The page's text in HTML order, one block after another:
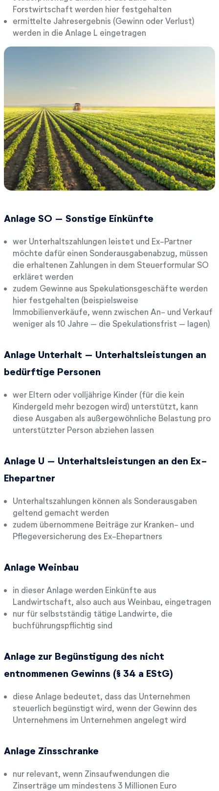
Forstwirtschaft werden hier festgehalten
ermittelte Jahresergebnis (Gewinn oder Verlust)
werden in die Anlage L eingetragen
Anlage SO – Sonstige Einkünfte
wer Unterhaltszahlungen leistet und Ex-Partner
möchte dafür einen Sonderausgabenabzug, müssen
die erhaltenen Zahlungen in dem Steuerformular SO
erkläret werden
zudem Gewinne aus Spekulationsgeschäfte werden
hier festgehalten (beispielsweise
Immobilienverkäufe, wenn zwischen An- und Verkauf
weniger als 10 Jahre – die Spekulationsfrist – lagen)
Anlage Unterhalt – Unterhaltsleistungen an
bedürftige Personen
wer Eltern oder volljährige Kinder (für die kein
Kindergeld mehr bezogen wird) unterstützt, kann
diese Ausgaben als außergewöhnliche Belastung pro
unterstützter Person abziehen lassen
Anlage U – Unterhaltsleistungen an den Ex-
Ehepartner
Unterhaltszahlungen können als Sonderausgaben
geltend gemacht werden
zudem übernommene Beiträge zur Kranken- und
Pflegeversicherung des Ex-Ehepartners
Anlage Weinbau
in dieser Anlage werden Einkünfte aus
Landwirtschaft, also auch aus Weinbau, eingetragen
nur für selbstständig tätige Landwirte, die
buchführungspflichtig sind
Anlage zur Begünstigung des nicht
entnommenen Gewinns (§ 34 a EStG)
diese Anlage bedeutet, dass das Unternehmen
steuerlich begünstigt wird, wenn der Gewinn des
Unternehmens im Unternehmen angelegt wird
Anlage Zinsschranke
nur relevant, wenn Zinsaufwendungen die
Zinserträge um mindestens 3 Millionen Euro